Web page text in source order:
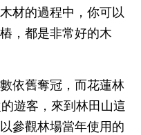
材的過程中，你可以
，都是非常好的木
依舊奪冠，而花蓮林
遊客，來到林田山這
參觀林場當年使用的